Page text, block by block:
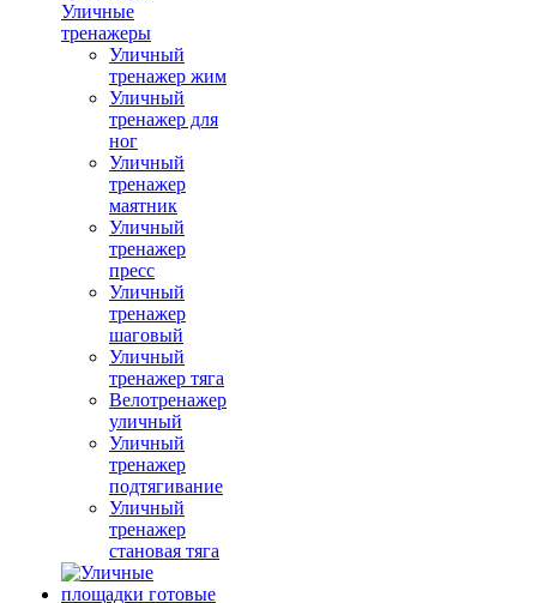
Уличные
тренажеры
Уличный
тренажер жим
Уличный
тренажер для
ног
Уличный
тренажер
маятник
Уличный
тренажер
пресс
Уличный
тренажер
шаговый
Уличный
тренажер тяга
Велотренажер
уличный
Уличный
тренажер
подтягивание
Уличный
тренажер
становая тяга